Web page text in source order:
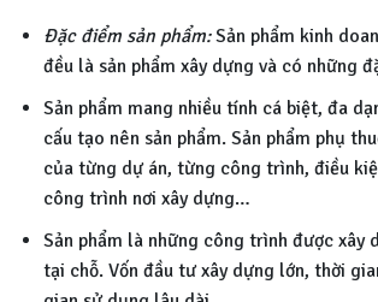
Đặc điểm sản phẩm:Sản phẩm kinh
đều là sản phẩm xây dựng và có những
Sản phẩm mang nhiều tính cá biệt, đa
cấu tạo nên sản phẩm. Sản phẩm phụ
của từng dự án, từng công trình, điều
công trình nơi xây dựng…
Sản phẩm là những công trình được xây
tại chỗ. Vốn đầu tư xây dựng lớn, thời